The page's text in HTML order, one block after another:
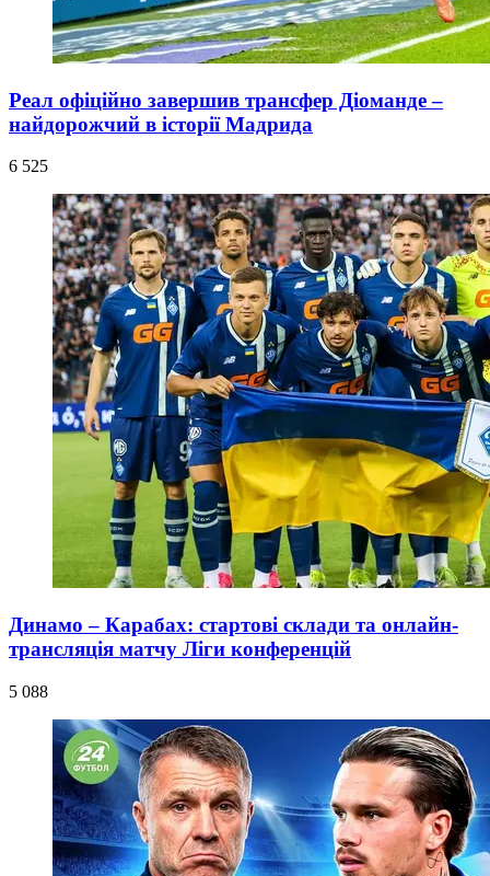
Реал офіційно завершив трансфер Діоманде –
найдорожчий в історії Мадрида
6 525
Динамо – Карабах: стартові склади та онлайн-
трансляція матчу Ліги конференцій
5 088